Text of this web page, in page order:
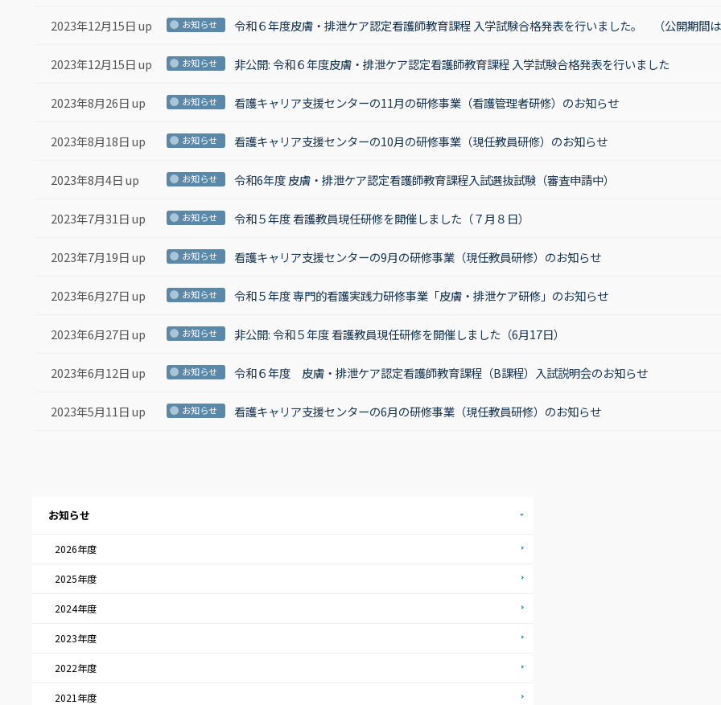
2023年12月15日 up お知らせ 令和６年度皮膚・排泄ケア認定看護師教育課程 入学試験合格発表を行いました。 （公開期間は
2023年12月15日 up お知らせ 非公開: 令和６年度皮膚・排泄ケア認定看護師教育課程 入学試験合格発表を行いました
2023年8月26日 up お知らせ 看護キャリア支援センターの11月の研修事業（看護管理者研修）のお知らせ
2023年8月18日 up お知らせ 看護キャリア支援センターの10月の研修事業（現任教員研修）のお知らせ
2023年8月4日 up お知らせ 令和6年度 皮膚・排泄ケア認定看護師教育課程入試選抜試験（審査申請中）
2023年7月31日 up お知らせ 令和５年度 看護教員現任研修を開催しました（７月８日）
2023年7月19日 up お知らせ 看護キャリア支援センターの9月の研修事業（現任教員研修）のお知らせ
2023年6月27日 up お知らせ 令和５年度 専門的看護実践力研修事業「皮膚・排泄ケア研修」のお知らせ
2023年6月27日 up お知らせ 非公開: 令和５年度 看護教員現任研修を開催しました（6月17日）
2023年6月12日 up お知らせ 令和６年度 皮膚・排泄ケア認定看護師教育課程（B課程）入試説明会のお知らせ
2023年5月11日 up お知らせ 看護キャリア支援センターの6月の研修事業（現任教員研修）のお知らせ
お知らせ
2026年度
2025年度
2024年度
2023年度
2022年度
2021年度